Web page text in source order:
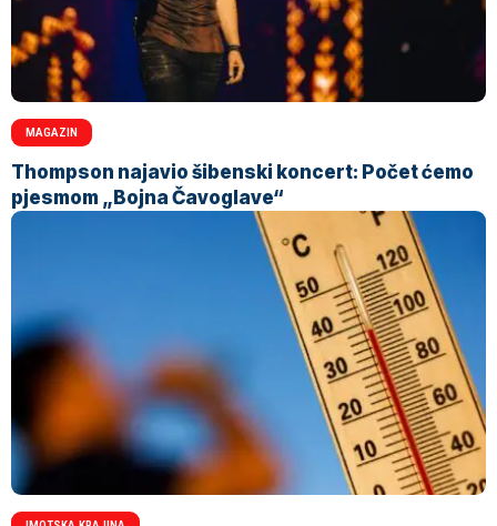
MAGAZIN
Thompson najavio šibenski koncert: Počet ćemo
pjesmom „Bojna Čavoglave“